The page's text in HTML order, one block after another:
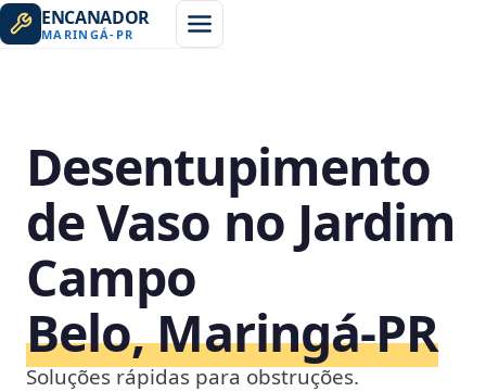
ENCANADOR
MARINGÁ- PR
Desentupimento
de Vaso no Jardim
Campo
Belo, Maringá‑PR
Soluções rápidas para obstruções.